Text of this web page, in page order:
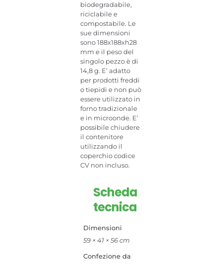
biodegradabile,
riciclabile e
compostabile. Le
sue dimensioni
sono 188x188xh28
mm e il peso del
singolo pezzo è di
14,8 g. E’ adatto
per prodotti freddi
o tiepidi e non può
essere utilizzato in
forno tradizionale
e in microonde. E’
possibile chiudere
il contenitore
utilizzando il
coperchio codice
CV non incluso.
Scheda
tecnica
Dimensioni
59 × 41 × 56 cm
Confezione da